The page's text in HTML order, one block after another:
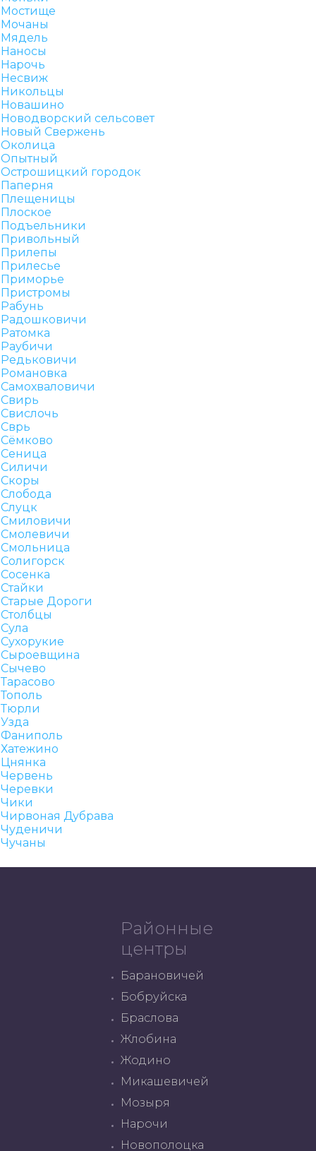
Мостище
Мочаны
Мядель
Наносы
Нарочь
Несвиж
Никольцы
Новашино
Новодворский сельсовет
Новый Свержень
Околица
Опытный
Острошицкий городок
Паперня
Плещеницы
Плоское
Подъельники
Привольный
Прилепы
Прилесье
Приморье
Пристромы
Рабунь
Радошковичи
Ратомка
Раубичи
Редьковичи
Романовка
Самохваловичи
Свирь
Свислочь
Сврь
Сёмково
Сеница
Силичи
Скоры
Слобода
Слуцк
Смиловичи
Смолевичи
Смольница
Солигорск
Сосенка
Стайки
Старые Дороги
Столбцы
Сула
Сухорукие
Сыроевщина
Сычево
Тарасово
Тополь
Тюрли
Узда
Фаниполь
Хатежино
Цнянка
Червень
Черевки
Чики
Чирвоная Дубрава
Чуденичи
Чучаны
Районные
центры
Барановичей
Бобруйска
Браслова
Жлобина
Жодино
Микашевичей
Мозыря
Нарочи
Новополоцка